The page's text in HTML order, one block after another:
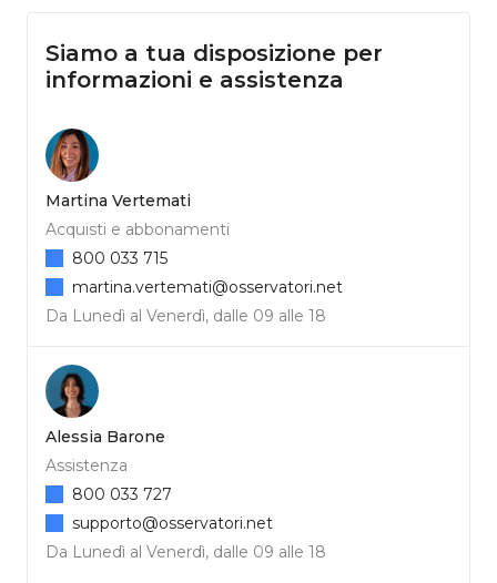
Siamo a tua disposizione per
informazioni e assistenza
Martina Vertemati
Acquisti e abbonamenti
Da Lunedì al Venerdì, dalle 09 alle 18
800 033 715
martina.vertemati@osservatori.net
Alessia Barone
Assistenza
Da Lunedì al Venerdì, dalle 09 alle 18
800 033 727
supporto@osservatori.net